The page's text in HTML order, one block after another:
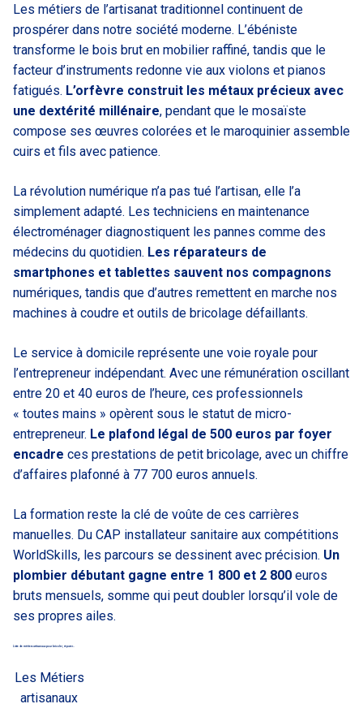
Les métiers de l’artisanat traditionnel continuent de
prospérer dans notre société moderne. L’ébéniste
transforme le bois brut en mobilier raffiné, tandis que le
facteur d’instruments redonne vie aux violons et pianos
fatigués. L’orfèvre construit les métaux précieux avec
une dextérité millénaire, pendant que le mosaïste
compose ses œuvres colorées et le maroquinier assemble
cuirs et fils avec patience.
La révolution numérique n’a pas tué l’artisan, elle l’a
simplement adapté. Les techniciens en maintenance
électroménager diagnostiquent les pannes comme des
médecins du quotidien. Les réparateurs de
smartphones et tablettes sauvent nos compagnons
numériques, tandis que d’autres remettent en marche nos
machines à coudre et outils de bricolage défaillants.
Le service à domicile représente une voie royale pour
l’entrepreneur indépendant. Avec une rémunération oscillant
entre 20 et 40 euros de l’heure, ces professionnels
« toutes mains » opèrent sous le statut de micro-
entrepreneur. Le plafond légal de 500 euros par foyer
encadre ces prestations de petit bricolage, avec un chiffre
d’affaires plafonné à 77 700 euros annuels.
La formation reste la clé de voûte de ces carrières
manuelles. Du CAP installateur sanitaire aux compétitions
WorldSkills, les parcours se dessinent avec précision. Un
plombier débutant gagne entre 1 800 et 2 800 euros
bruts mensuels, somme qui peut doubler lorsqu’il vole de
ses propres ailes.
Liste de métiers artisanaux pour bricoler, réparer..
Les Métiers
artisanaux